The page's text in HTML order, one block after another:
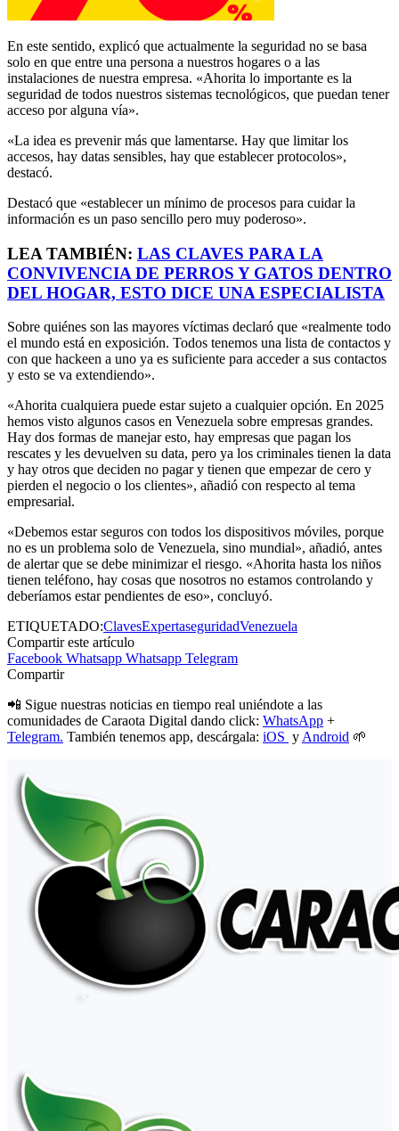
En este sentido, explicó que actualmente la seguridad no se basa
solo en que entre una persona a nuestros hogares o a las
instalaciones de nuestra empresa. «Ahorita lo importante es la
seguridad de todos nuestros sistemas tecnológicos, que puedan tener
acceso por alguna vía».
«La idea es prevenir más que lamentarse. Hay que limitar los
accesos, hay datas sensibles, hay que establecer protocolos»,
destacó.
Destacó que «establecer un mínimo de procesos para cuidar la
información es un paso sencillo pero muy poderoso».
LEA TAMBIÉN: LAS CLAVES PARA LA
CONVIVENCIA DE PERROS Y GATOS DENTRO
DEL HOGAR, ESTO DICE UNA ESPECIALISTA
Sobre quiénes son las mayores víctimas declaró que «realmente todo
el mundo está en exposición. Todos tenemos una lista de contactos y
con que hackeen a uno ya es suficiente para acceder a sus contactos
y esto se va extendiendo».
«Ahorita cualquiera puede estar sujeto a cualquier opción. En 2025
hemos visto algunos casos en Venezuela sobre empresas grandes.
Hay dos formas de manejar esto, hay empresas que pagan los
rescates y les devuelven su data, pero ya los criminales tienen la data
y hay otros que deciden no pagar y tienen que empezar de cero y
pierden el negocio o los clientes», añadió con respecto al tema
empresarial.
«Debemos estar seguros con todos los dispositivos móviles, porque
no es un problema solo de Venezuela, sino mundial», añadió, antes
de alertar que se debe minimizar el riesgo. «Ahorita hasta los niños
tienen teléfono, hay cosas que nosotros no estamos controlando y
deberíamos estar pendientes de eso», concluyó.
ETIQUETADO:ClavesExpertaseguridadVenezuela
Compartir este artículo
Facebook Whatsapp Whatsapp Telegram
Compartir
📲 Sigue nuestras noticias en tiempo real uniéndote a las
comunidades de Caraota Digital dando click: WhatsApp +
Telegram. También tenemos app, descárgala: iOS y Android 🌱